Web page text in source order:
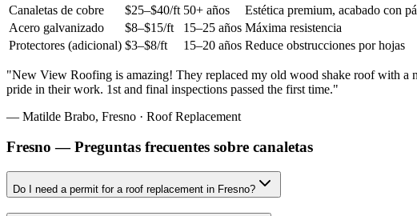
Canaletas de cobre
$25–$40/ft 50+ años
Estética premium, acabado con
Acero galvanizado
$8–$15/ft 15–25 años Máxima resistencia
Protectores (adicional) $3–$8/ft 15–20 años Reduce obstrucciones por hojas
"New View Roofing is amazing! They replaced my old wood shake roof with a
pride in their work. 1st and final inspections passed the first time."
— Matilde Brabo, Fresno · Roof Replacement
Fresno — Preguntas frecuentes sobre canaletas
Do I need a permit for a roof replacement in Fresno?